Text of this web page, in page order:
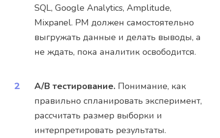
SQL, Google Analytics, Amplitude,
Mixpanel. PM должен самостоятельно
выгружать данные и делать выводы, а
не ждать, пока аналитик освободится.
A/B тестирование. Понимание, как
правильно спланировать эксперимент,
рассчитать размер выборки и
интерпретировать результаты.